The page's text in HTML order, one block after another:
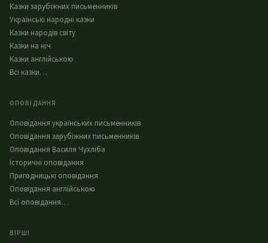
Казки зарубіжних письменників
Українські народні казки
Казки народів світу
Казки на ніч
Казки англійською
Всі казки…
ОПОВІДАННЯ
Оповідання українських письменників
Оповідання зарубіжних письменників
Оповідання Василя Чухліба
Історичні оповідання
Пригодницькі оповідання
Оповідання англійською
Всі оповідання…
ВІРШІ